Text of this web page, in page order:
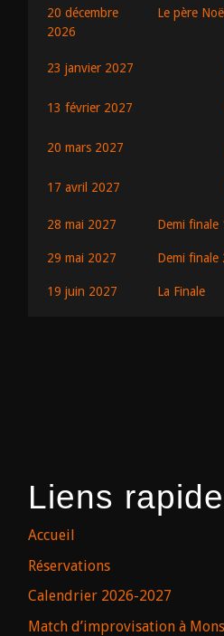
20 décembre
2026
Le père
23 janvier 2027
13 février 2027
20 mars 2027
17 avril 2027
28 mai 2027 Demi finale
29 mai 2027 Demi finale
19 juin 2027 La Finale
Liens
Accueil
Réservations
Calendrier 2026-2027
Match d’improvisation à